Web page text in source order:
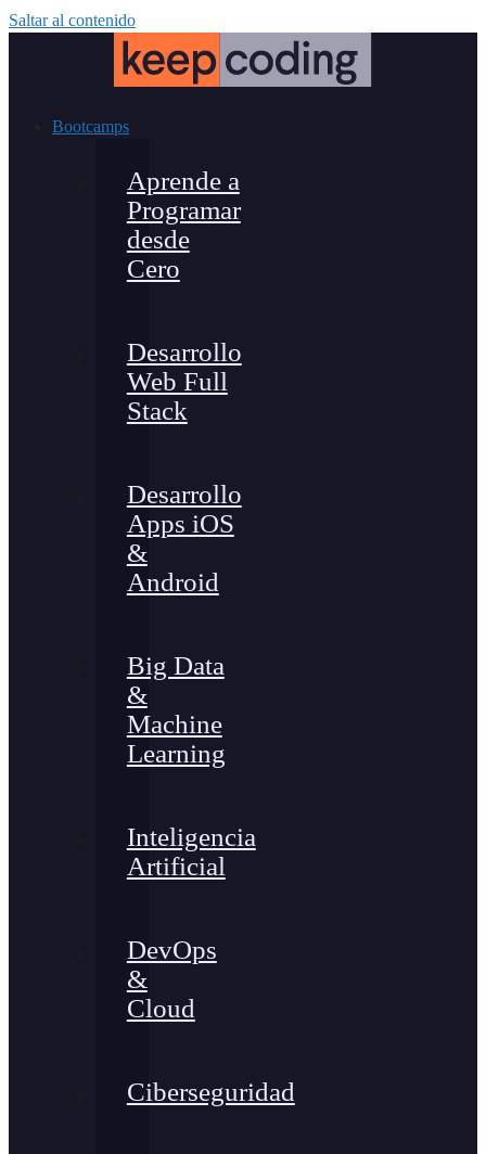
Saltar al contenido
Bootcamps
Aprende a
Programar
desde
Cero
Desarrollo
Web Full
Stack
Desarrollo
Apps iOS
&
Android
Big Data
&
Machine
Learning
Inteligencia
Artificial
DevOps
&
Cloud
Ciberseguridad